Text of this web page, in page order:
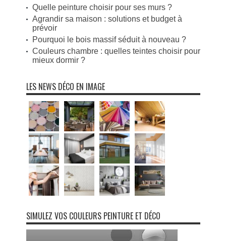
Quelle peinture choisir pour ses murs ?
Agrandir sa maison : solutions et budget à
prévoir
Pourquoi le bois massif séduit à nouveau ?
Couleurs chambre : quelles teintes choisir pour
mieux dormir ?
LES NEWS DÉCO EN IMAGE
SIMULEZ VOS COULEURS PEINTURE ET DÉCO